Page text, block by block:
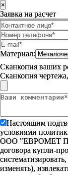
×
Заявка на расчет
Материал:
Сканкопия ваших
Сканкопия
Настоящим
условиями
ООО "ЕВРОМЕТ
договора купли-
изменять),